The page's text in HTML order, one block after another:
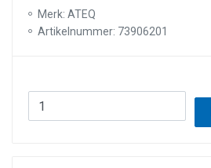
Merk: ATEQ
Artikelnummer: 73906201